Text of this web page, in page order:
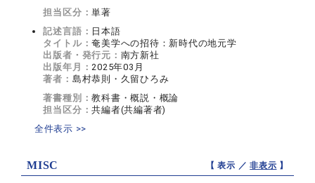
担当区分：単著
記述言語： 日本語
タイトル：奄美学への招待：新時代の地元学
出版者・発行元： 南方新社
出版年月：2025年03月
著者： 島村恭則・久留ひろみ
著書種別：教科書・概説・概論
担当区分：共編者(共編著者)
全件表示 >>
MISC 【 表示 ／非表示 】